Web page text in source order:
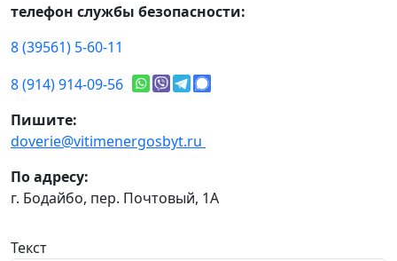
телефон службы безопасности:
8 (39561) 5-60-11
8 (914) 914-09-56
Пишите:
doverie@vitimenergosbyt.ru
По адресу:
г. Бодайбо, пер. Почтовый, 1А
Текст